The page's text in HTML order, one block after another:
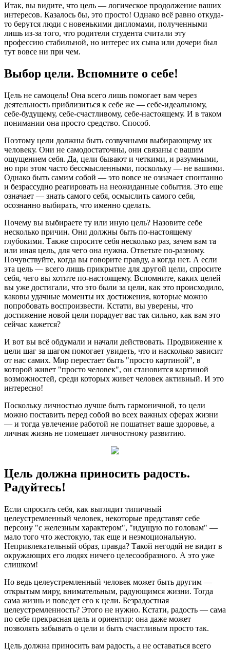
Итак, вы видите, что цель — логическое продолжение ваших
интересов. Казалось бы, это просто! Однако всё равно откуда-
то берутся люди с новенькими дипломами, полученными
лишь из-за того, что родители студента считали эту
профессию стабильной, но интерес их сына или дочери был
тут вовсе ни при чем.
Выбор цели. Вспомните о себе!
Цель не самоцель! Она всего лишь помогает вам через
деятельность приблизиться к себе же — себе-идеальному,
себе-будущему, себе-счастливому, себе-настоящему. И в таком
понимании она просто средство. Способ.
Поэтому цели должны быть созвучными выбирающему их
человеку. Они не самодостаточны, они связаны с вашим
ощущением себя. Да, цели бывают и четкими, и разумными,
но при этом часто бессмысленными, поскольку — не вашими.
Однако быть самим собой — это вовсе не означает спонтанно
и безрассудно реагировать на неожиданные события. Это еще
означает — знать самого себя, осмыслить самого себя,
осознанно выбирать, что именно сделать.
Почему вы выбираете ту или иную цель? Назовите себе
несколько причин. Они должны быть по-настоящему
глубокими. Также спросите себя несколько раз, зачем вам та
или иная цель, для чего она нужна. Ответьте по-разному.
Почувствуйте, когда вы говорите правду, а когда нет. А если
эта цель — всего лишь прикрытие для другой цели, спросите
себя, чего вы хотите по-настоящему. Вспомните, каких целей
вы уже достигали, что это были за цели, как это происходило,
каковы удачные моменты их достижения, которые можно
попробовать воспроизвести. Кстати, вы уверены, что
достижение новой цели порадует вас так сильно, как вам это
сейчас кажется?
И вот вы всё обдумали и начали действовать. Продвижение к
цели шаг за шагом помогает увидеть, что и насколько зависит
от нас самих. Мир перестает быть "просто картиной", в
которой живет "просто человек", он становится картиной
возможностей, среди которых живет человек активный. И это
интересно!
Поскольку личностью лучше быть гармоничной, то цели
можно поставить перед собой во всех важных сферах жизни
— и тогда увлечение работой не пошатнет ваше здоровье, а
личная жизнь не помешает личностному развитию.
Цель должна приносить радость.
Радуйтесь!
Если спросить себя, как выглядит типичный
целеустремленный человек, некоторые представят себе
персону "с железным характером", "идущую по головам" —
мало того что жестокую, так еще и неэмоциональную.
Непривлекательный образ, правда? Такой негодяй не видит в
окружающих его людях ничего целесообразного. А это уже
слишком!
Но ведь целеустремленный человек может быть другим —
открытым миру, внимательным, радующимся жизни. Тогда
сама жизнь и поведет его к цели. Безрадостная
целеустремленность? Этого не нужно. Кстати, радость — сама
по себе прекрасная цель и ориентир: она даже может
позволять забывать о цели и быть счастливым просто так.
Цель должна приносить вам радость, а не оставаться всего